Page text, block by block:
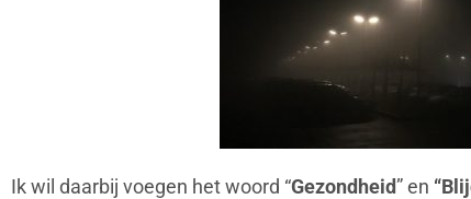
Ik wil daarbij voegen het woord “Gezondheid” en